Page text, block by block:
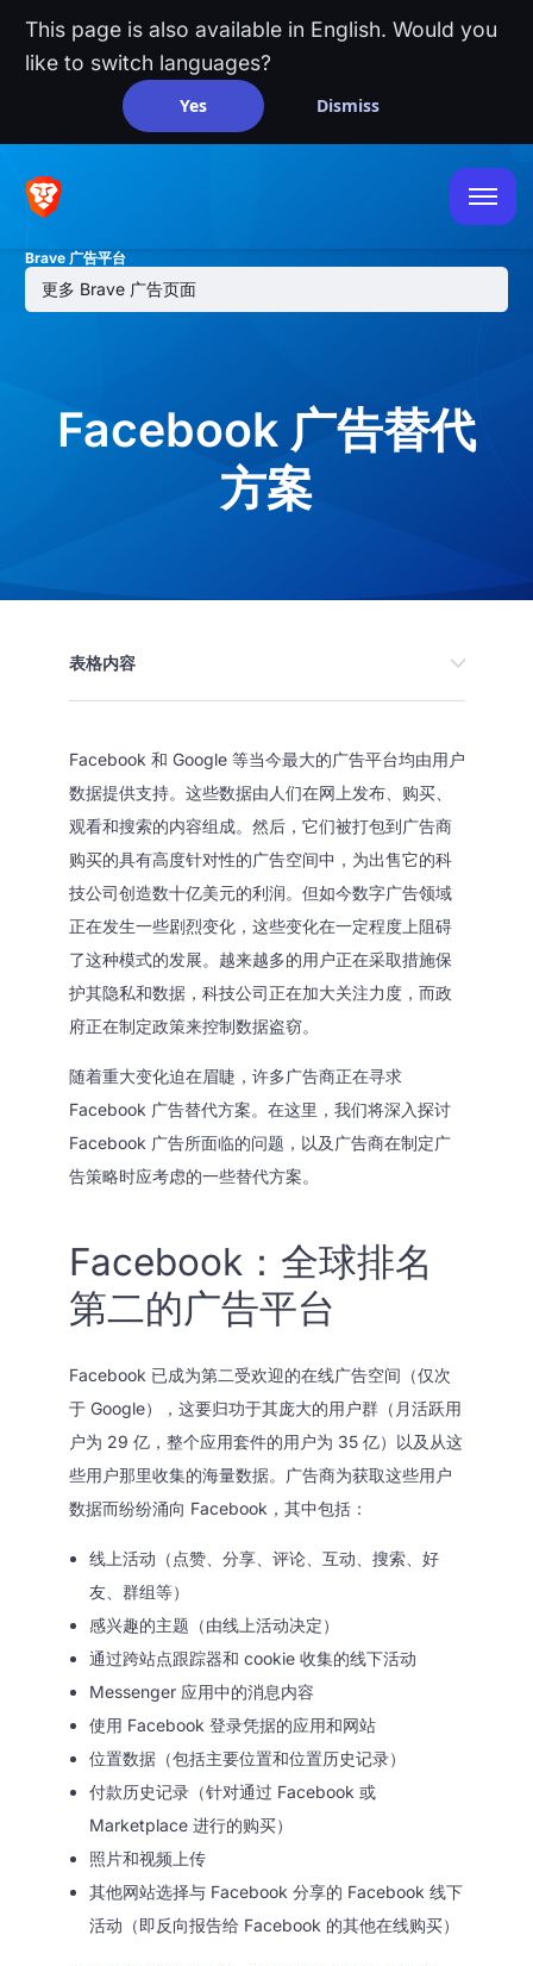
This page is also available in English. Would you
like to switch languages?
Yes Dismiss
Brave 广告平台
更多 Brave 广告页面
浏览器广告
搜索广告
资源
帮助中心
Facebook 广告替代
方案
表格内容
Facebook 和 Google 等当今最大的广告平台均由用户
数据提供支持。这些数据由人们在网上发布、购买、
观看和搜索的内容组成。然后，它们被打包到广告商
购买的具有高度针对性的广告空间中，为出售它的科
技公司创造数十亿美元的利润。但如今数字广告领域
正在发生一些剧烈变化，这些变化在一定程度上阻碍
了这种模式的发展。越来越多的用户正在采取措施保
护其隐私和数据，科技公司正在加大关注力度，而政
府正在制定政策来控制数据盗窃。
随着重大变化迫在眉睫，许多广告商正在寻求
Facebook 广告替代方案。在这里，我们将深入探讨
Facebook 广告所面临的问题，以及广告商在制定广
告策略时应考虑的一些替代方案。
Facebook：全球排名
第二的广告平台
Facebook 已成为第二受欢迎的在线广告空间（仅次
于 Google），这要归功于其庞大的用户群（月活跃用
户为 29 亿，整个应用套件的用户为 35 亿）以及从这
些用户那里收集的海量数据。广告商为获取这些用户
数据而纷纷涌向 Facebook，其中包括：
线上活动（点赞、分享、评论、互动、搜索、好
友、群组等）
感兴趣的主题（由线上活动决定）
通过跨站点跟踪器和 cookie 收集的线下活动
Messenger 应用中的消息内容
使用 Facebook 登录凭据的应用和网站
位置数据（包括主要位置和位置历史记录）
付款历史记录（针对通过 Facebook 或
Marketplace 进行的购买）
照片和视频上传
其他网站选择与 Facebook 分享的 Facebook 线下
活动（即反向报告给 Facebook 的其他在线购买）